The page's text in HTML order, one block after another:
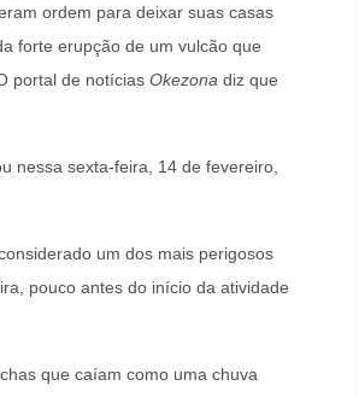
ordem para deixar suas casas
forte erupção de um vulcão que
portal de notícias Okezona diz que
nessa sexta-feira, 14 de fevereiro,
um dos mais perigosos
pouco antes do início da atividade
que caíam como uma chuva